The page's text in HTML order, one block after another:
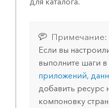
для каталога.
Примечание:
Если вы
выполните шаги в
приложений,
добавить ресурс
компоновку